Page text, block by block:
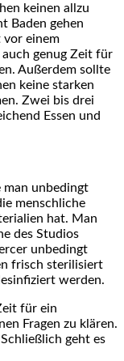
keinen allzu
Baden gehen
vor einem
auch genug Zeit für
Außerdem sollte
keine starken
Zwei bis drei
Essen und
man unbedingt
menschliche
hat. Man
des Studios
unbedingt
frisch sterilisiert
werden.
für ein
Fragen zu klären.
geht es